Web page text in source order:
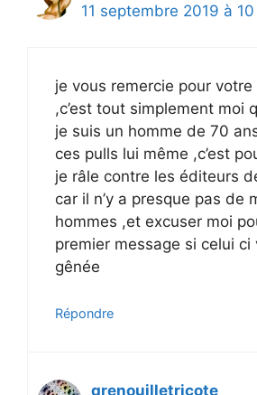
11 septembre 2019 à
je vous remercie pour votre
,c’est tout simplement moi
je suis un homme de 70
ces pulls lui même ,c’est
je râle contre les éditeurs
car il n’y a presque pas de
hommes ,et excuser moi
premier message si celui ci
gênée
Répondre
grenouilletricote